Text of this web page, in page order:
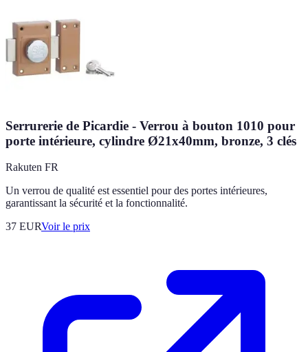
Serrurerie de Picardie - Verrou à bouton 1010 pour
porte intérieure, cylindre Ø21x40mm, bronze, 3 clés
Rakuten FR
Un verrou de qualité est essentiel pour des portes intérieures,
garantissant la sécurité et la fonctionnalité.
37 EURVoir le prix